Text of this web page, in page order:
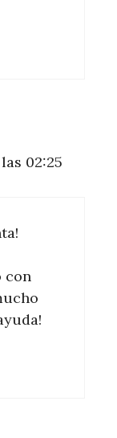
02:25
con